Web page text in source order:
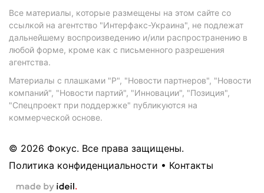
Все материалы, которые размещены на этом сайте со
ссылкой на агентство "Интерфакс-Украина", не подлежат
дальнейшему воспроизведению и/или распространению в
любой форме, кроме как с письменного разрешения
агентства.
Материалы с плашками "Р", "Новости партнеров", "Новости
компаний", "Новости партий", "Инновации", "Позиция",
"Спецпроект при поддержке" публикуются на
коммерческой основе.
© 2026 Фокус. Все права защищены.
Политика конфиденциальности • Контакты